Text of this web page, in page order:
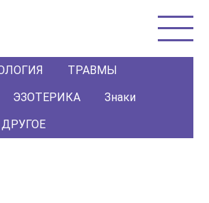
ТРАВМЫ
ЭЗОТЕРИКА
Знаки
ДРУГОЕ